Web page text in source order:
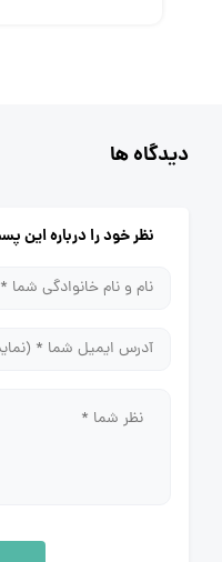
دیدگاه ها
نظر خود را درباره این